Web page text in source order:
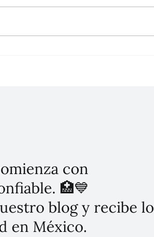
con
🏥💙
blog y recibe lo
en México.